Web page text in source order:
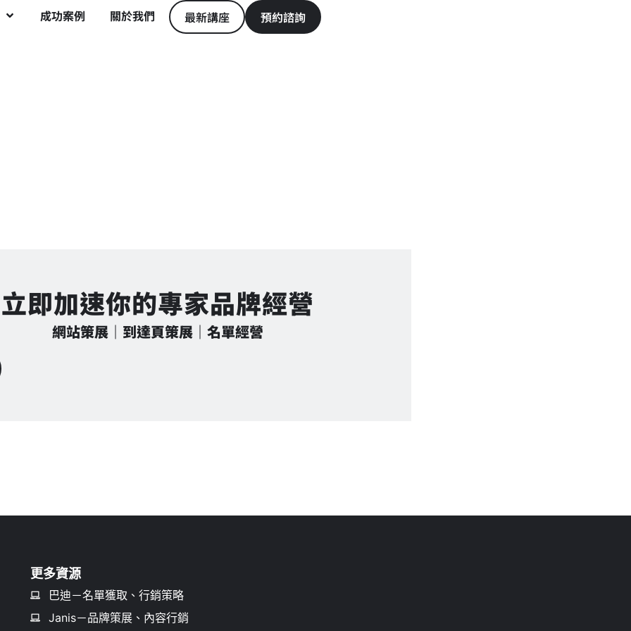
成功案例 關於我們 最新講座 預約諮詢
立即加速你的專家品牌經營
網站策展｜到達頁策展｜名單經營
更多資源
巴迪－名單獲取、行銷策略
Janis－品牌策展、內容行銷